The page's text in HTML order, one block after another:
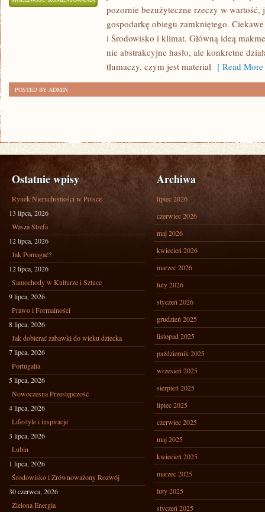
pozornie bezużyteczne rzeczy w wartość,
gospodarkę obiegu zamkniętego.
i Środowisko i klimat. Główną ideą
nie abstrakcyjne hasło, ale konkretne
tłumaczy, czym jest materiał [ Read
POSTED BY ADMIN
Ostatnie wpisy
Rynek Nieruchomości w Polsce
13 lipca, 2026
Wasza Strefa
12 lipca, 2026
Jak Pomagać?
12 lipca, 2026
Samochody w Kulturze i Sztuce
9 lipca, 2026
Prawo i Formalności
8 lipca, 2026
Jak dobierać zabawki do wieku dziecka
7 lipca, 2026
Portugalia
5 lipca, 2026
Nowoczesna Przestępczość
4 lipca, 2026
Lifestyle i inspiracje
3 lipca, 2026
Lubin
1 lipca, 2026
Środowisko i Zrównoważony Rozwój
30 czerwca, 2026
Zielona Energia
Archiwa
lipiec 2026
czerwiec 2026
maj 2026
kwiecień 2026
marzec 2026
luty 2026
styczeń 2026
grudzień 2025
listopad 2025
październik 2025
wrzesień 2025
sierpień 2025
lipiec 2025
czerwiec 2025
maj 2025
kwiecień 2025
marzec 2025
luty 2025
styczeń 2025